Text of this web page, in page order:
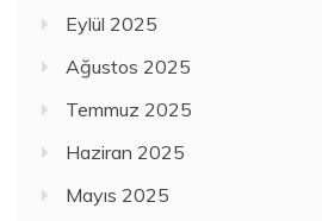
Eylül 2025
Ağustos 2025
Temmuz 2025
Haziran 2025
Mayıs 2025